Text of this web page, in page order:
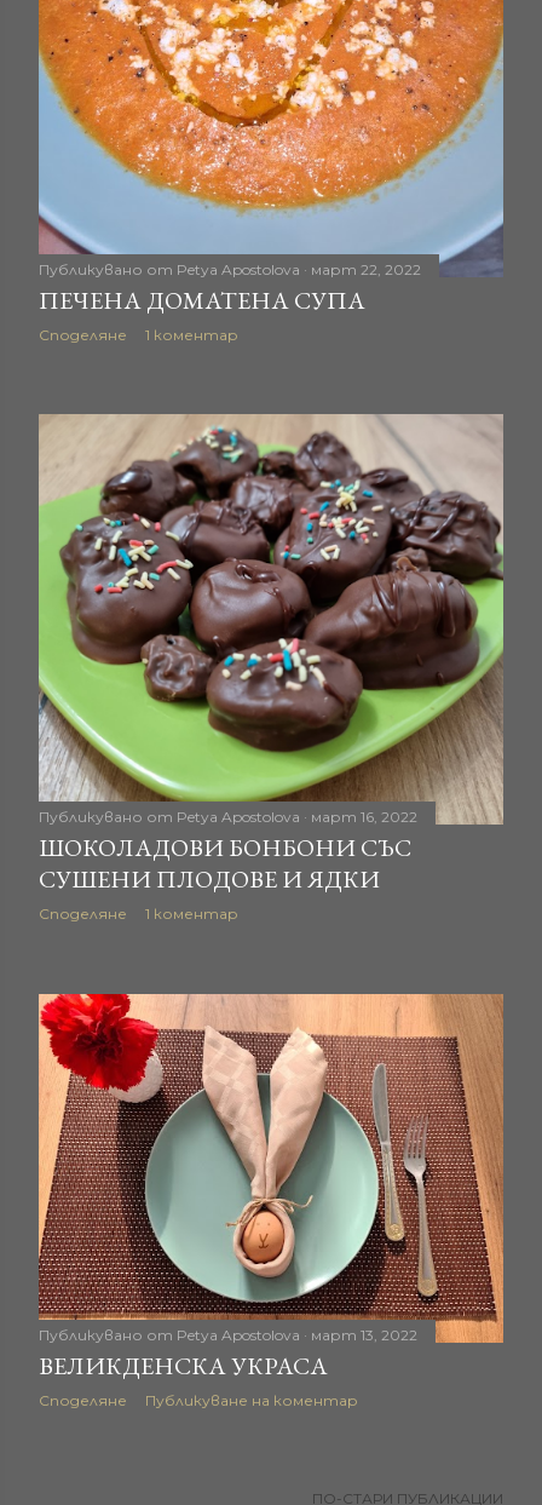
Публикувано от Petya Apostolova март 22, 2022
ПЕЧЕНА ДОМАТЕНА СУПА
Споделяне 1 коментар
Публикувано от Petya Apostolova март 16, 2022
ШОКОЛАДОВИ БОНБОНИ СЪС
СУШЕНИ ПЛОДОВЕ И ЯДКИ
Споделяне 1 коментар
Публикувано от Petya Apostolova март 13, 2022
ВЕЛИКДЕНСКА УКРАСА
Споделяне Публикуване на коментар
ПО-СТАРИ ПУБЛИКАЦИИ